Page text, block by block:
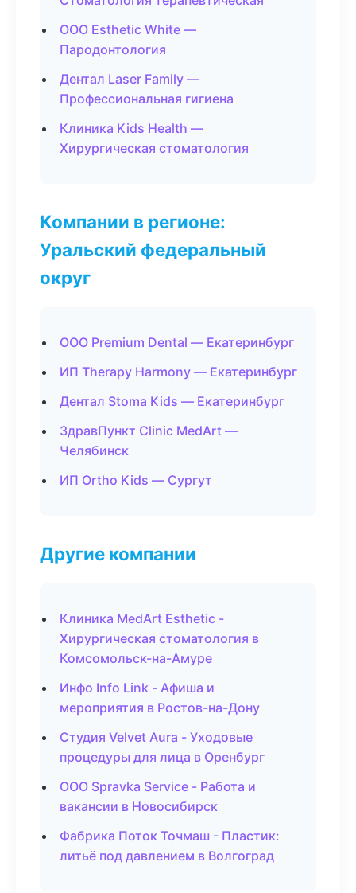
ООО Esthetic White —
Пародонтология
Дентал Laser Family —
Профессиональная гигиена
Клиника Kids Health —
Хирургическая стоматология
Компании в регионе:
Уральский федеральный
округ
ООО Premium Dental — Екатеринбург
ИП Therapy Harmony — Екатеринбург
Дентал Stoma Kids — Екатеринбург
ЗдравПункт Clinic MedArt —
Челябинск
ИП Ortho Kids — Сургут
Другие компании
Клиника MedArt Esthetic -
Хирургическая стоматология в
Комсомольск-на-Амуре
Инфо Info Link - Афиша и
мероприятия в Ростов-на-Дону
Студия Velvet Aura - Уходовые
процедуры для лица в Оренбург
ООО Spravka Service - Работа и
вакансии в Новосибирск
Фабрика Поток Точмаш - Пластик:
литьё под давлением в Волгоград